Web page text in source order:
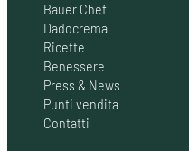
Bauer Chef
Dadocrema
Ricette
Benessere
Press & News
Punti vendita
Contatti